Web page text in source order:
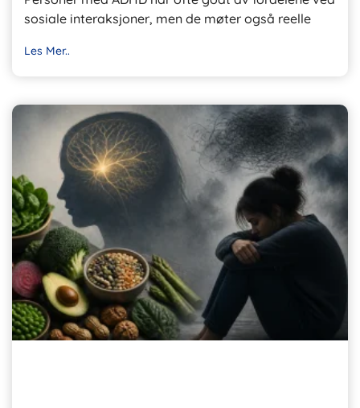
sosiale interaksjoner, men de møter også reelle
Les Mer..